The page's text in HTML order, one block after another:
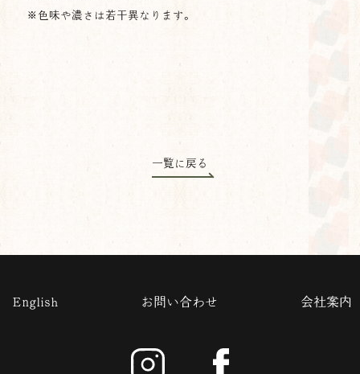
※色味や濃さは若干異なります。
一覧に戻る
English お問い合わせ 会社案内